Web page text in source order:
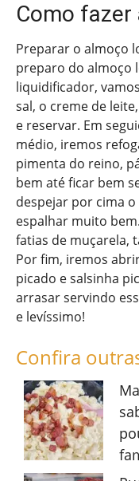
Como
Preparar o almoço
preparo do almoço
liquidificador,
sal, o creme de
e reservar. Em
médio, iremos
pimenta do reino,
bem até ficar bem
despejar por cima
espalhar muito
fatias de muçarela,
Por fim, iremos
picado e salsinha
arrasar servindo
e levíssimo!
Confira